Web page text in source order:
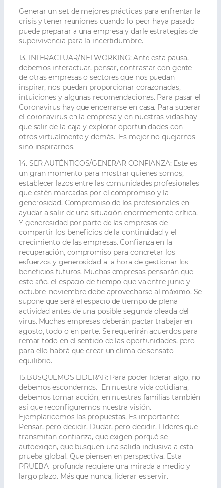
Generar un set de mejores prácticas para enfrentar la
crisis y tener reuniones cuando lo peor haya pasado
puede preparar a una empresa y darle estrategias de
supervivencia para la incertidumbre.
13. INTERACTUAR/NETWORKING: Ante esta pausa,
debemos interactuar, pensar, contrastar con gente
de otras empresas o sectores que nos puedan
inspirar, nos puedan proporcionar corazonadas,
intuiciones y algunas recomendaciones. Para pasar el
Coronavirus hay que encerrarse en casa. Para superar
el coronavirus en la empresa y en nuestras vidas hay
que salir de la caja y explorar oportunidades con
otros virtualmente y demás. Es mejor no quejarnos
sino inspirarnos.
14. SER AUTÉNTICOS/GENERAR CONFIANZA: Este es
un gran momento para mostrar quienes somos,
establecer lazos entre las comunidades profesionales
que estén marcadas por el compromiso y la
generosidad. Compromiso de los profesionales en
ayudar a salir de una situación enormemente crítica.
Y generosidad por parte de las empresas de
compartir los beneficios de la continuidad y el
crecimiento de las empresas. Confianza en la
recuperación, compromiso para concretar los
esfuerzos y generosidad a la hora de gestionar los
beneficios futuros. Muchas empresas pensarán que
este año, el espacio de tiempo que va entre junio y
octubre–noviembre debe aprovecharse al máximo. Se
supone que será el espacio de tiempo de plena
actividad antes de una posible segunda oleada del
virus. Muchas empresas deberán pactar trabajar en
agosto, todo o en parte. Se requerirán acuerdos para
remar todo en el sentido de las oportunidades, pero
para ello habrá que crear un clima de sensato
equilibrio.
15.BUSQUEMOS LIDERAR: Para poder liderar algo, no
debemos escondernos. En nuestra vida cotidiana,
debemos tomar acción, en nuestras familias también
así que reconfiguremos nuestra visión.
Ejemplaricemos las propuestas. Es importante:
Pensar, pero decidir. Dudar, pero decidir. Líderes que
transmitan confianza, que exigen porqué se
autoexigen, que busquen una salida inclusiva a esta
prueba global. Que piensen en perspectiva. Esta
PRUEBA profunda requiere una mirada a medio y
largo plazo. Más que nunca, liderar es servir.